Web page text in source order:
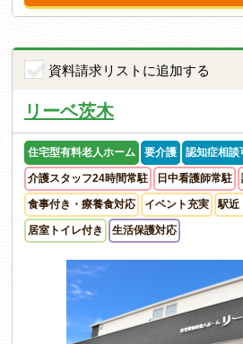
資料請求リストに追加する
リーベ茨木
住宅型有料老人ホーム 要介護 認知症相談
介護スタッフ24時間常駐 日中看護師常駐
食事付き・療養食対応 イベント充実 駅近
居室トイレ付き 生活保護対応